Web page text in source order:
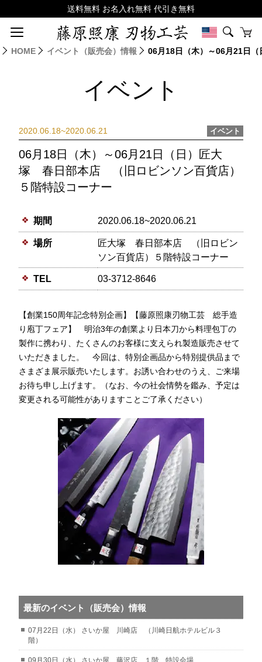
HOME イベント（販売会）情報 06月18日（木）～06月21日
イベント
2020.06.18~2020.06.21 イベント
06月18日（木）～06月21日（日）匠大
塚 春日部本店 （旧ロビンソン百貨店）
５階特設コーナー
期間 2020.06.18~2020.06.21
場所
匠大塚 春日部本店 （旧ロビン
ソン百貨店）５階特設コーナー
TEL 03-3712-8646
【創業150周年記念特別企画】【藤原照康刃物工芸 総手造
り庖丁フェア】 明治3年の創業より日本刀から料理包丁の
製作に携わり、たくさんのお客様に支えられ製造販売させて
いただきました。 今回は、特別企画品から特別提供品まで
さまざま展示販売いたします。お誘い合わせのうえ、ご来場
お待ち申し上げます。（なお、今の社会情勢を鑑み、予定は
変更される可能性がありますことご了承ください）
最新のイベント（販売会）情報
07月22日（水） さいか屋 川崎店 （川崎日航ホテルビル３
階）
09月30日（水） さいか屋 藤沢店 １階 特設会場